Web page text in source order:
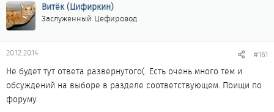
т
е
м
ы
а
ч
л
Витёк (Цифиркин)
Заслуженный Цефировод
20.12.2014 #161
Не будет тут ответа развернутого(. Есть очень много тем и
обсуждений на выборе в разделе соответствующем. Поищи по
форуму.